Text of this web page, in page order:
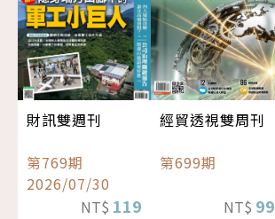
財訊雙週刊
第769期
2026/07/30
NT$ 119
經貿透視雙周刊
第699期
NT$ 99